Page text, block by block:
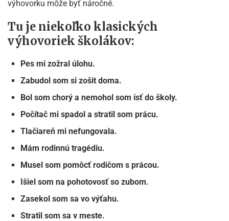
výhovorku môže byť náročné.
Tu je niekoľko klasických
výhovoriek školákov:
Pes mi zožral úlohu.
Zabudol som si zošit doma.
Bol som chorý a nemohol som ísť do školy.
Počítač mi spadol a stratil som prácu.
Tlačiareň mi nefungovala.
Mám rodinnú tragédiu.
Musel som pomôcť rodičom s prácou.
Išiel som na pohotovosť so zubom.
Zasekol som sa vo výťahu.
Stratil som sa v meste.